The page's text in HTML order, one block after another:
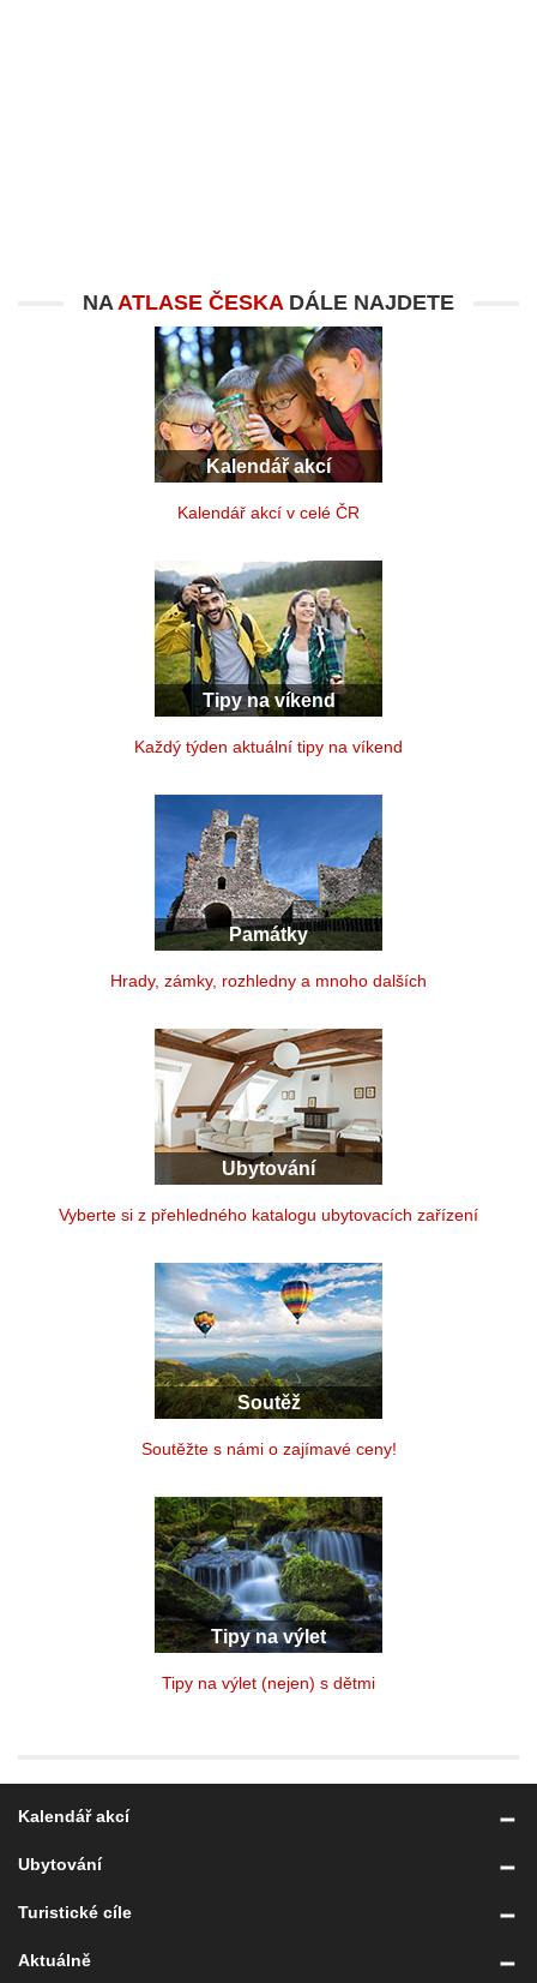
NAATLASE ČESKADÁLE NAJDETE
Kalendář akcí
Kalendář akcí v celé ČR
Tipy na víkend
Každý týden aktuální tipy na víkend
Památky
Hrady, zámky, rozhledny a mnoho dalších
Ubytování
Vyberte si z přehledného katalogu ubytovacích zařízení
Soutěž
Soutěžte s námi o zajímavé ceny!
Tipy na výlet
Tipy na výlet (nejen) s dětmi
Kalendář akcí
Ubytování
Turistické cíle
Aktuálně